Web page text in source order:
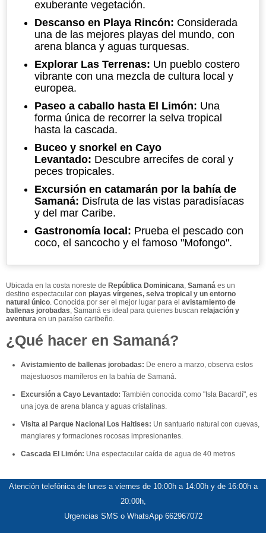
exuberante vegetación.
Descanso en Playa Rincón: Considerada
una de las mejores playas del mundo, con
arena blanca y aguas turquesas.
Explorar Las Terrenas: Un pueblo costero
vibrante con una mezcla de cultura local y
europea.
Paseo a caballo hasta El Limón: Una
forma única de recorrer la selva tropical
hasta la cascada.
Buceo y snorkel en Cayo
Levantado: Descubre arrecifes de coral y
peces tropicales.
Excursión en catamarán por la bahía de
Samaná: Disfruta de las vistas paradisíacas
y del mar Caribe.
Gastronomía local: Prueba el pescado con
coco, el sancocho y el famoso "Mofongo".
Ubicada en la costa noreste de República Dominicana Samaná es un
destino espectacular con playas vírgenes, selva tropical y un entorno
natural único . Conocida por ser el mejor lugar para el avistamiento de
ballenas jorobadas , Samaná es ideal para quienes buscan relajación y
aventura en un paraíso caribeño.
¿Qué hacer en Samaná?
Avistamiento de ballenas jorobadas: De enero a marzo, observa estos
majestuosos mamíferos en la bahía de Samaná.
Excursión a Cayo Levantado: También conocida como "Isla Bacardí", es
una joya de arena blanca y aguas cristalinas.
Visita al Parque Nacional Los Haitises: Un santuario natural con cuevas,
manglares y formaciones rocosas impresionantes.
Cascada El Limón: Una espectacular caída de agua de 40 metros
Descanso en Playa Rincón: Considerada una de las mejores playas del
Explorar Las Terrenas: Un pueblo costero vibrante con una mezcla de
Atención telefónica de lunes a viernes de 10:00h a 14:00h y de 16:00h a
20:00h,
Urgencias SMS o WhatsApp 662967072